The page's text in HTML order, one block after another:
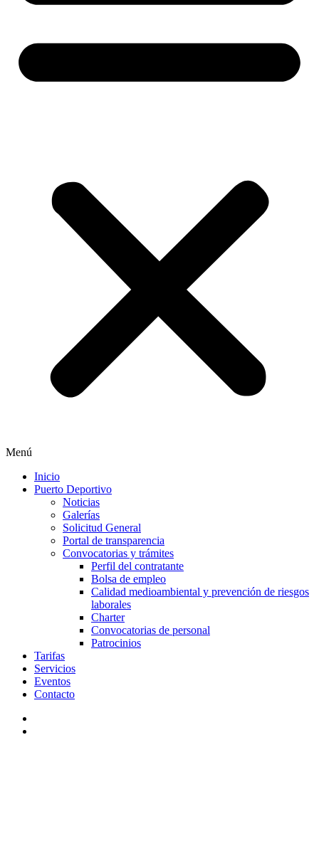
Menú
Inicio
Puerto Deportivo
Noticias
Galerías
Solicitud General
Portal de transparencia
Convocatorias y trámites
Perfil del contratante
Bolsa de empleo
Calidad medioambiental y prevención de riesgos
laborales
Charter
Convocatorias de personal
Patrocinios
Tarifas
Servicios
Eventos
Contacto